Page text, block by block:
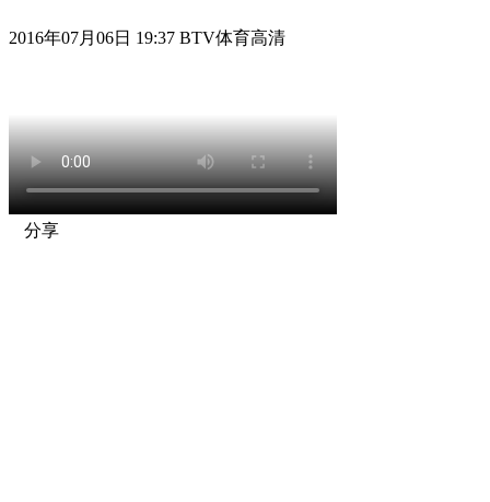
2016年07月06日 19:37 BTV体育高清
分享